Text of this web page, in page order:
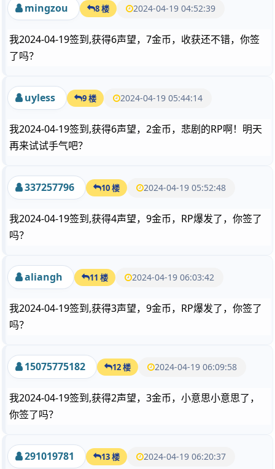
mingzou 8 楼 2024-04-19 04:52:39
我2024-04-19签到,获得6声望，7金币，收获还不错，你签
了吗？
uyless 9 楼 2024-04-19 05:44:14
我2024-04-19签到,获得6声望，2金币，悲剧的RP啊！明天
再来试试手气吧？
337257796 10 楼 2024-04-19 05:52:48
我2024-04-19签到,获得4声望，9金币，RP爆发了，你签了
吗？
aliangh 11 楼 2024-04-19 06:03:42
我2024-04-19签到,获得3声望，9金币，RP爆发了，你签了
吗？
15075775182 12 楼 2024-04-19 06:09:58
我2024-04-19签到,获得2声望，3金币，小意思小意思了，
你签了吗？
291019781 13 楼 2024-04-19 06:20:37